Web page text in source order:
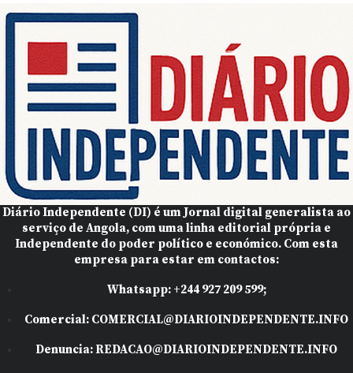
Diário Independente (DI) é um Jornal digital generalista ao
serviço de Angola, com uma linha editorial própria e
Independente do poder político e económico. Com esta
empresa para estar em contactos:
Whatsapp:+244 927 209 599;
Comercial: COMERCIAL@DIARIOINDEPENDENTE.INFO
Denuncia:REDACAO@DIARIOINDEPENDENTE.INFO